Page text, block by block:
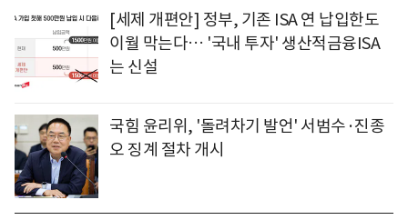
[세제 개편안] 정부, 기존 ISA 연 납입한도
이월 막는다… '국내 투자' 생산적금융ISA
는 신설
국힘 윤리위, '돌려차기 발언' 서범수·진종
오 징계 절차 개시